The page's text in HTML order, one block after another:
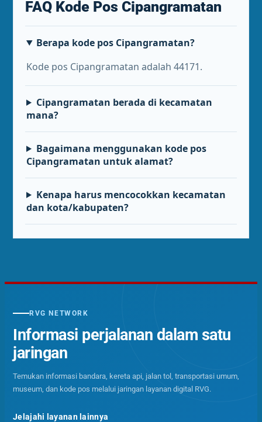
FAQ Kode Pos Cipangramatan
Berapa kode pos Cipangramatan?
Kode pos Cipangramatan adalah 44171.
Cipangramatan berada di kecamatan
mana?
Bagaimana menggunakan kode pos
Cipangramatan untuk alamat?
Kenapa harus mencocokkan kecamatan
dan kota/kabupaten?
RVG NETWORK
Informasi perjalanan dalam satu
jaringan
Temukan informasi bandara, kereta api, jalan tol, transportasi umum,
museum, dan kode pos melalui jaringan layanan digital RVG.
Jelajahi layanan lainnya